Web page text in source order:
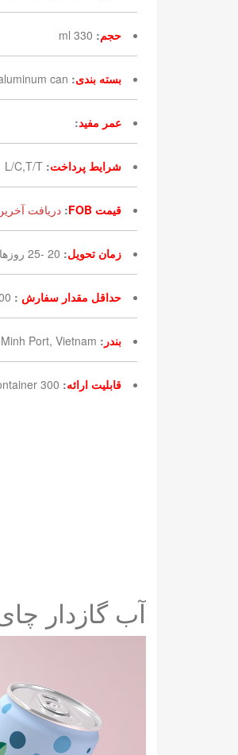
حجم:
330 ml
بسته بندی:
can
عمر مفید:
شرایط پرداخت:
L/C,T/T
قیمت FOB : دریافت
زمان تحویل: 20 -25 روزها پس از تأیید سفارش
حداقل مقدار سفارش :
بندر :
Port, Vietnam
قابلیت ارائه: 300 Container بیست-Foot/ماه ها
آب گازدار چای